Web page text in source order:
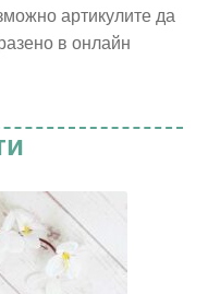
артикулите да
в онлайн